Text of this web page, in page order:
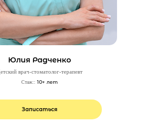
Юлия Радченко
врач-стоматолог-терапевт
Стаж:: 10+ лет
Записаться